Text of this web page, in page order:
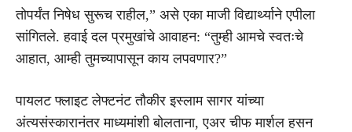
तोपर्यंत निषेध सुरूच राहील,” असे एका माजी विद्यार्थ्याने एपीला
सांगितले. हवाई दल प्रमुखांचे आवाहन: “तुम्ही आमचे स्वतःचे
आहात, आम्ही तुमच्यापासून काय लपवणार?”
पायलट फ्लाइट लेफ्टनंट तौकीर इस्लाम सागर यांच्या
अंत्यसंस्कारानंतर माध्यमांशी बोलताना, एअर चीफ मार्शल हसन